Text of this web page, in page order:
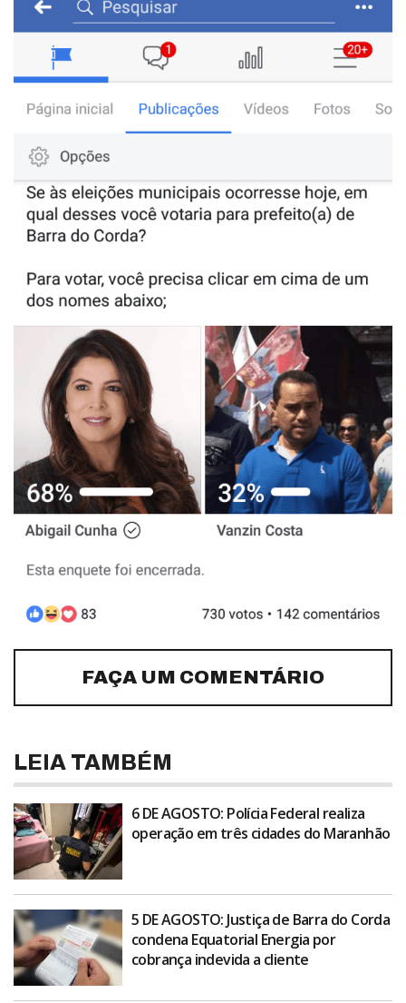
FAÇA UM COMENTÁRIO
LEIA TAMBÉM
6 DE AGOSTO: Polícia Federal realiza
operação em três cidades do Maranhão
5 DE AGOSTO: Justiça de Barra do Corda
condena Equatorial Energia por
cobrança indevida a cliente